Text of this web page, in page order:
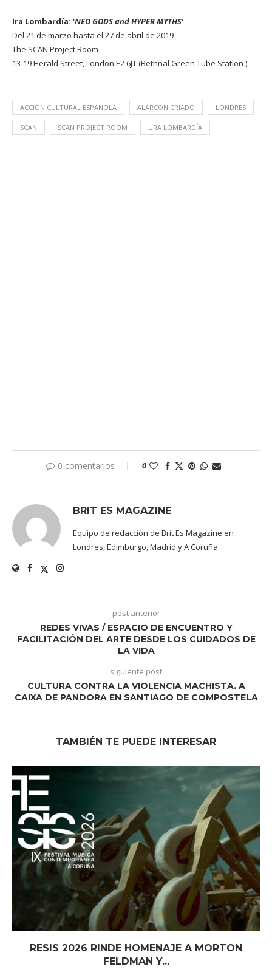
Ira Lombardía: ‘NEO GODS and HYPER MYTHS’
Del 21 de marzo hasta el 27 de abril de 2019
The SCAN Project Room
13-19 Herald Street, London E2 6JT (Bethnal Green Tube Station )
ACCIÓN CULTURAL ESPAÑOLA ALARCÓN CRIADO LONDRES
SCAN SCAN PROJECT ROOM URA LOMBARDÍA
0 comentarios 0
BRIT ES MAGAZINE
Equipo de redacción de Brit Es Magazine en
Londres, Edimburgo, Madrid y A Coruña.
post anterior
REDES VIVAS / ESPACIO DE ENCUENTRO Y
FACILITACIÓN DEL ARTE DESDE LOS CUIDADOS DE
LA VIDA
siguiente post
CULTURA CONTRA LA VIOLENCIA MACHISTA. A
CAIXA DE PANDORA EN SANTIAGO DE COMPOSTELA
TAMBIÉN TE PUEDE INTERESAR
RESIS 2026 RINDE HOMENAJE A MORTON
FELDMAN Y...